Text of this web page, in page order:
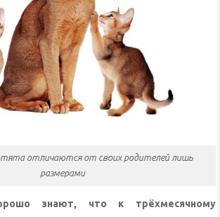
отличаются от своих родителей лишь
размерами
знают, что к трёхмесячному